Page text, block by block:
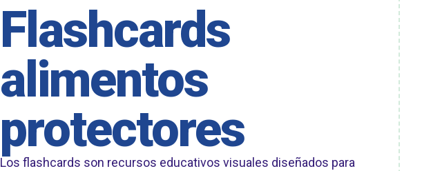
Flashcards
alimentos
protectores
Los flashcards son recursos educativos visuales diseñados para